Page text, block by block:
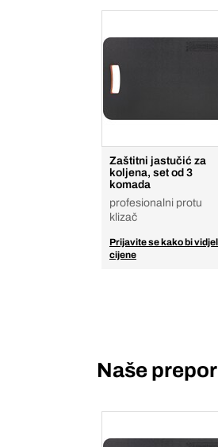
Zaštitni jastučić za
koljena, set od 3
komada
profesionalni protu
klizač
Prijavite se kako bi
cijene
Naše